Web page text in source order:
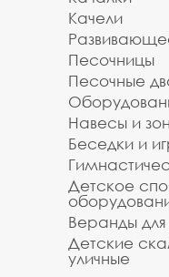
Тульской
менеджеров по
оборудования.
Инвестпроект
Звоните, мы
Качели
Песочницы
Песочные
Навесы и
Беседки и
Детское
Веранды
Детские
уличные